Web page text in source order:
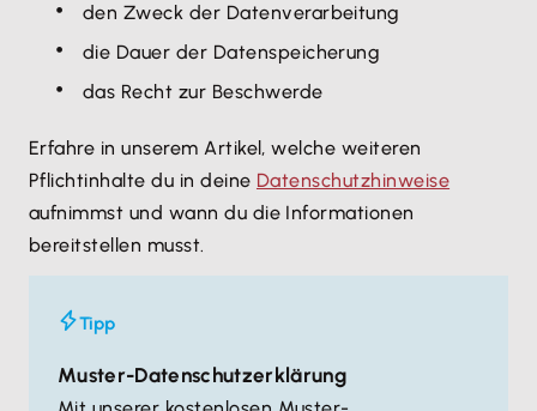
den Zweck der Datenverarbeitung
die Dauer der Datenspeicherung
das Recht zur Beschwerde
Erfahre in unserem Artikel, welche weiteren
Pflichtinhalte du in deine Datenschutzhinweise
aufnimmst und wann du die Informationen
bereitstellen musst.
Tipp
Muster-Datenschutzerklärung